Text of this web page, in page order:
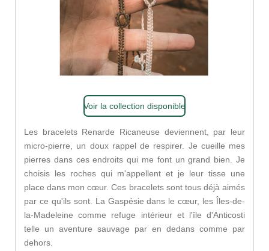
Voir la collection disponible
Les bracelets Renarde Ricaneuse deviennent, par leur
micro-pierre, un doux rappel de respirer. Je cueille mes
pierres dans ces endroits qui me font un grand bien. Je
choisis les roches qui m'appellent et je leur tisse une
place dans mon cœur. Ces bracelets sont tous déjà aimés
par ce qu'ils sont. La Gaspésie dans le cœur, les Îles-de-
la-Madeleine comme refuge intérieur et l'île d'Anticosti
telle un aventure sauvage par en dedans comme par
dehors.